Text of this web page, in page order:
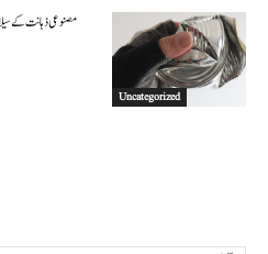
Uncategorized
مصنوعی ذہانت کے